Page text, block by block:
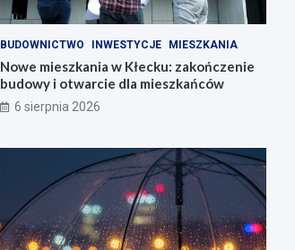
BUDOWNICTWO INWESTYCJE MIESZKANIA
Nowe mieszkania w Kłecku: zakończenie
budowy i otwarcie dla mieszkańców
6 sierpnia 2026